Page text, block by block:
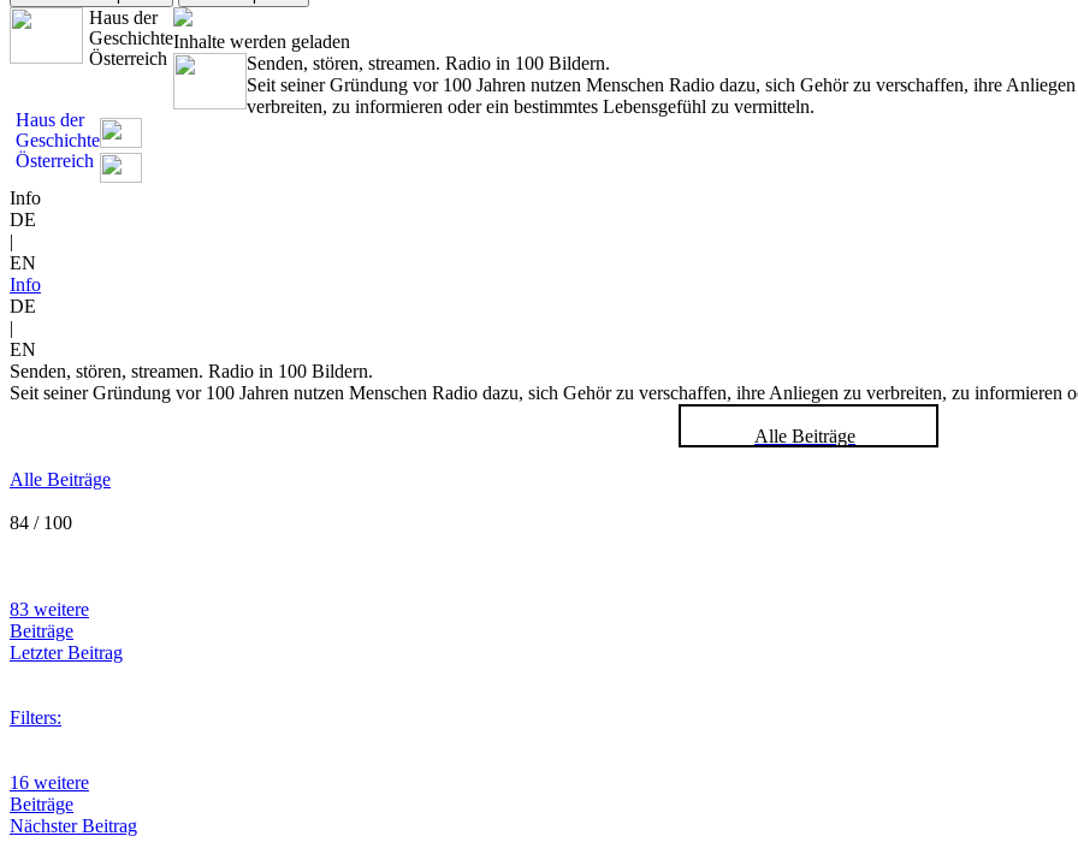
Haus der
Geschichte
Österreich
Inhalte werden geladen
Haus der
Geschichte
Österreich
Senden, stören, streamen. Radio in 100 Bildern.
Seit seiner Gründung vor 100 Jahren nutzen Menschen Radio dazu, sich Gehör zu verschaffen, ihre
verbreiten, zu informieren oder ein bestimmtes Lebensgefühl zu vermitteln.
Info
DE
|
EN
Info
DE
|
EN
Senden, stören, streamen. Radio in 100 Bildern.
Seit seiner Gründung vor 100 Jahren nutzen Menschen Radio dazu, sich Gehör zu verschaffen, ihre Anliegen zu verbreiten, zu informieren
Alle Beiträge
Alle Beiträge
84 / 100
83 weitere
Beiträge
Letzter Beitrag
Filters:
16 weitere
Beiträge
Nächster Beitrag